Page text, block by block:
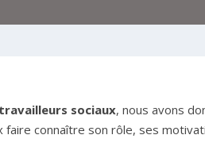
sociaux, nous avons
connaître son rôle, ses